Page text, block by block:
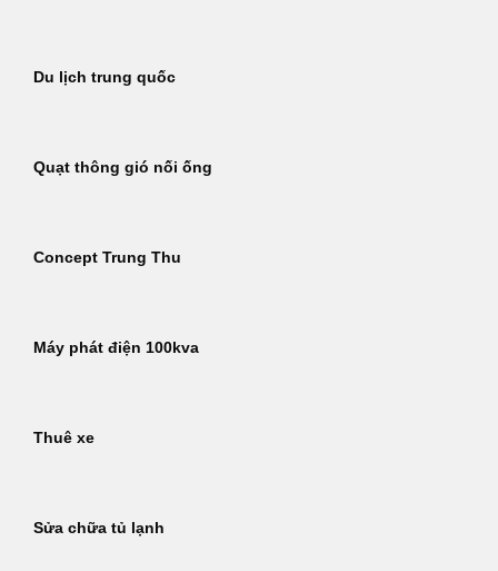
Du lịch trung quốc
Quạt thông gió nối ống
Concept Trung Thu
Máy phát điện 100kva
Thuê xe
Sửa chữa tủ lạnh